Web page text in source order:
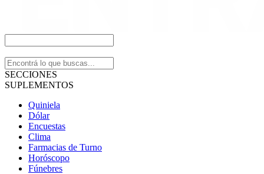
SECCIONES
SUPLEMENTOS
Quiniela
Dólar
Encuestas
Clima
Farmacias de Turno
Horóscopo
Fúnebres